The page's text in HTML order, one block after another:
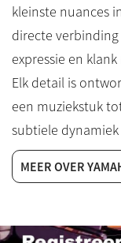
kleinste nuances
directe
expressie en
Elk detail is
een muziekstuk
subtiele
MEER OVER